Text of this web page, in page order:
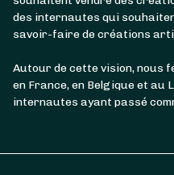
des internautes qui
savoir-faire de créations
Autour de cette vision, nous
en France, en Belgique et au
internautes ayant passé